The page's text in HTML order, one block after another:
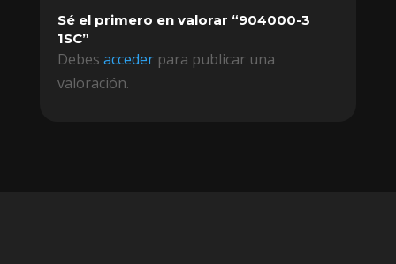
Sé el primero en valorar “904000-3
1SC”
Debes accederpara publicar una
valoración.